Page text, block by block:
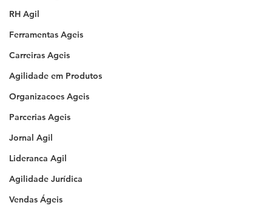
RH Agil
Ferramentas Ageis
Carreiras Ageis
Agilidade em Produtos
Organizacoes Ageis
Parcerias Ageis
Jornal Agil
Lideranca Agil
Agilidade Jurídica
Vendas Ágeis